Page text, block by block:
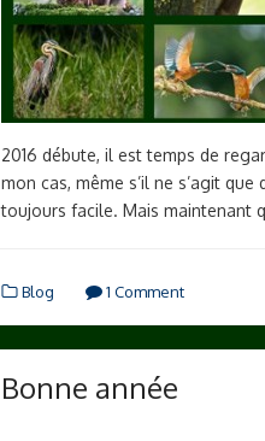
2016 débute, il est temps de
mon cas, même s’il ne s’agit
toujours facile. Mais maintenant
Blog 1 Comment
Bonne année